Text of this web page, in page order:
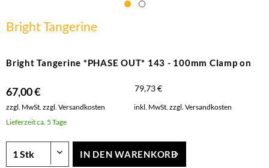
Bright Tangerine
Bright Tangerine *PHASE OUT* 143 - 100mm Clamp on
67,00 € 79,73 €
zzgl. MwSt. zzgl. Versandkosten inkl. MwSt. zzgl. Versandkosten
Lieferzeit ca. 5 Tage
IN DEN WARENKORB